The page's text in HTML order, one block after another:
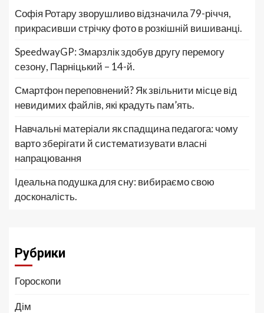
Софія Ротару зворушливо відзначила 79-річчя,
прикрасивши стрічку фото в розкішній вишиванці.
SpeedwayGP: Змарзлік здобув другу перемогу
сезону, Парніцький – 14-й.
Смартфон переповнений? Як звільнити місце від
невидимих файлів, які крадуть пам’ять.
Навчальні матеріали як спадщина педагога: чому
варто зберігати й систематизувати власні
напрацювання
Ідеальна подушка для сну: вибираємо свою
досконалість.
Рубрики
Гороскопи
Дім